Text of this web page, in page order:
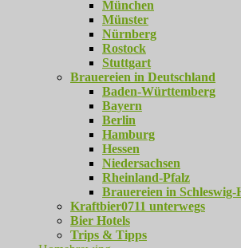
München
Münster
Nürnberg
Rostock
Stuttgart
Brauereien in Deutschland
Baden-Württemberg
Bayern
Berlin
Hamburg
Hessen
Niedersachsen
Rheinland-Pfalz
Brauereien in Schleswig-
Kraftbier0711 unterwegs
Bier Hotels
Trips & Tipps